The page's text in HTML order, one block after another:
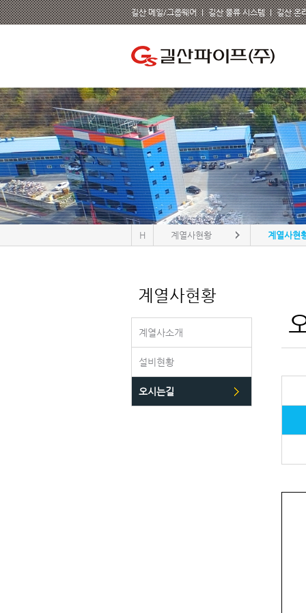
길산 메일/그룹웨어ㅣ길산 물류 시스템ㅣ길산 온
H 계열사현황 계열사현
계열사현황
계열사소개
설비현황
오시는길